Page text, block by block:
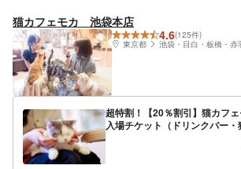
猫カフェモカ 池袋本店
4.6(125件)
東京都
池袋・目白・板橋・赤
超特割！【20％割引】猫カフ
入場チケット（ドリンクバー